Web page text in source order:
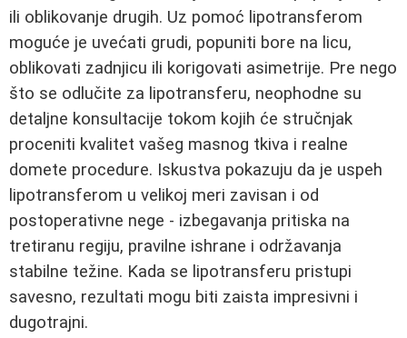
ili oblikovanje drugih. Uz pomoć lipotransferom
moguće je uvećati grudi, popuniti bore na licu,
oblikovati zadnjicu ili korigovati asimetrije. Pre nego
što se odlučite za lipotransferu, neophodne su
detaljne konsultacije tokom kojih će stručnjak
proceniti kvalitet vašeg masnog tkiva i realne
domete procedure. Iskustva pokazuju da je uspeh
lipotransferom u velikoj meri zavisan i od
postoperativne nege - izbegavanja pritiska na
tretiranu regiju, pravilne ishrane i održavanja
stabilne težine. Kada se lipotransferu pristupi
savesno, rezultati mogu biti zaista impresivni i
dugotrajni.